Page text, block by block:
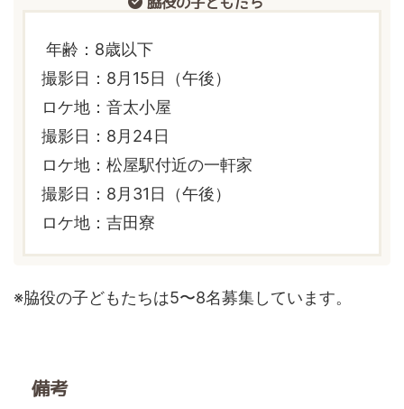
年齢：8歳以下
撮影日：8月15日（午後）
ロケ地：音太小屋
撮影日：8月24日
ロケ地：松屋駅付近の一軒家
撮影日：8月31日（午後）
ロケ地：吉田寮
※脇役の子どもたちは5〜8名募集しています。
備考